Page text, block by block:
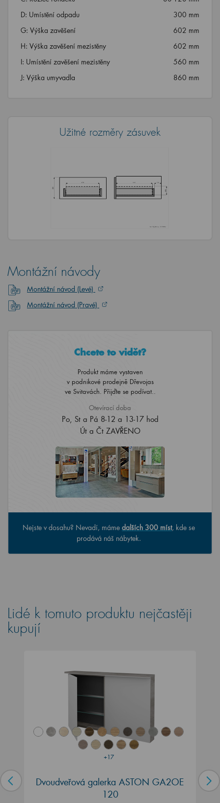
D: Umístění odpadu
300 mm
G: Výška zavěšení
602 mm
H: Výška zavěšení mezistěny
602 mm
I: Umístění zavěšení mezistěny
560 mm
J: Výška umyvadla
860 mm
Užitné rozměry zásuvek
Montážní návody
Montážní návod (Levé)
Montážní návod (Pravé)
Chcete to vidět?
Produkt máme vystaven
v podnikové prodejně Dřevojas
ve Svitavách. Přijďte se podívat..
Otevírací doba
Po, St a Pá 8-12 a 13-17 hod
Út a Čt ZAVŘENO
Nejste v dosahu? Nevadí, máme dalších 300 míst, kde se
prodává náš nábytek.
Lidé k tomuto produktu nejčastěji
kupují
+17
Dvoudveřová galerka ASTON GA2OE
120